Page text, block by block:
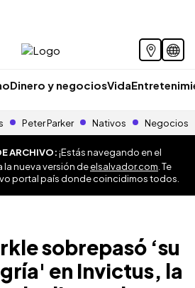
Dinero y negociosVida
Peter Parker Nativos Negocios
ARCHIVO:¡Estás navegando en el
la nueva versión deelsalvador.com . Te
portal país donde coincidimos todos.
sobrepasó ‘su
en Invictus, la